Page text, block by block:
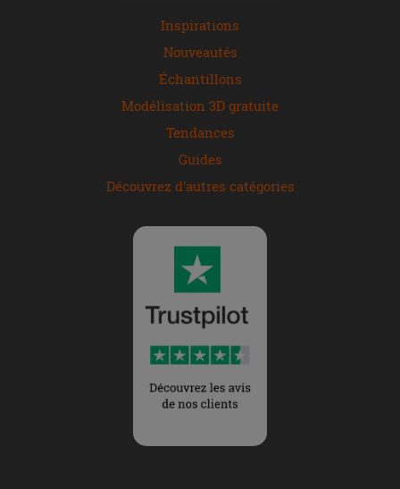
Inspirations
Nouveautés
Échantillons
Modélisation 3D gratuite
Tendances
Guides
Découvrez d'autres catégories